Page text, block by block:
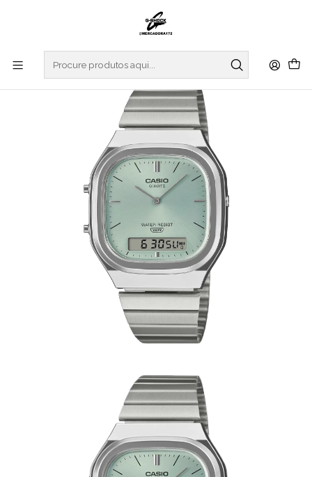
CASIO COLLECTION
Warm Colors Vintage Series AQ-240E-2AEF